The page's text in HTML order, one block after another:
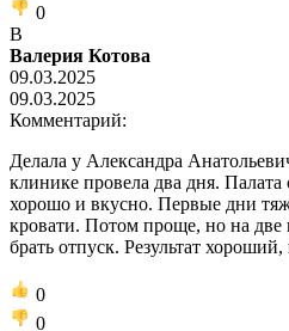
0
В
Валерия Котова
09.03.2025
09.03.2025
Комментарий:
Делала у Александра
клинике провела два дня.
хорошо и вкусно. Первые дни
кровати. Потом проще, но на две
брать отпуск. Результат
0
0